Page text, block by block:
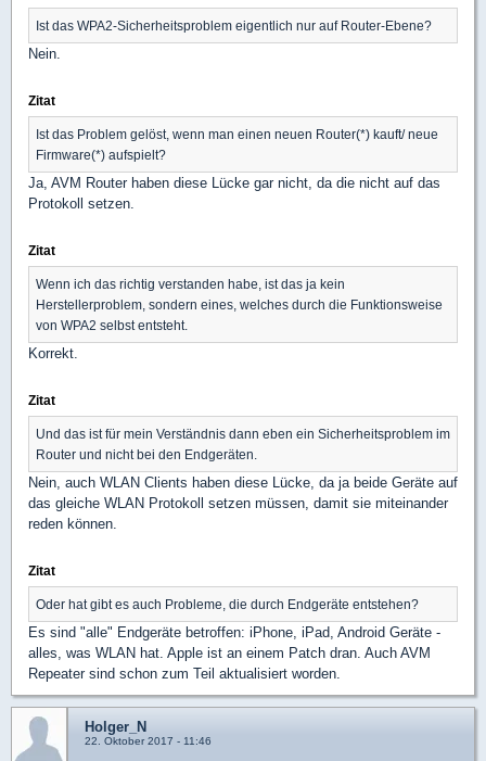
Ist das WPA2-Sicherheitsproblem eigentlich nur auf Router-Ebene?
Nein.
Zitat
Ist das Problem gelöst, wenn man einen neuen Router(*) kauft/ neue
Firmware(*) aufspielt?
Ja, AVM Router haben diese Lücke gar nicht, da die nicht auf das
Protokoll setzen.
Zitat
Wenn ich das richtig verstanden habe, ist das ja kein
Herstellerproblem, sondern eines, welches durch die Funktionsweise
von WPA2 selbst entsteht.
Korrekt.
Zitat
Und das ist für mein Verständnis dann eben ein Sicherheitsproblem im
Router und nicht bei den Endgeräten.
Nein, auch WLAN Clients haben diese Lücke, da ja beide Geräte auf
das gleiche WLAN Protokoll setzen müssen, damit sie miteinander
reden können.
Zitat
Oder hat gibt es auch Probleme, die durch Endgeräte entstehen?
Es sind "alle" Endgeräte betroffen: iPhone, iPad, Android Geräte -
alles, was WLAN hat. Apple ist an einem Patch dran. Auch AVM
Repeater sind schon zum Teil aktualisiert worden.
Holger_N
22. Oktober 2017 - 11:46